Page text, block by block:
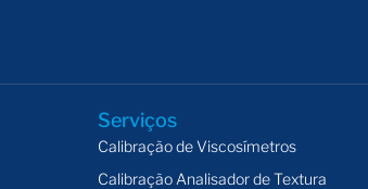
Serviços
Calibração de Viscosímetros
Calibração Analisador de Textura